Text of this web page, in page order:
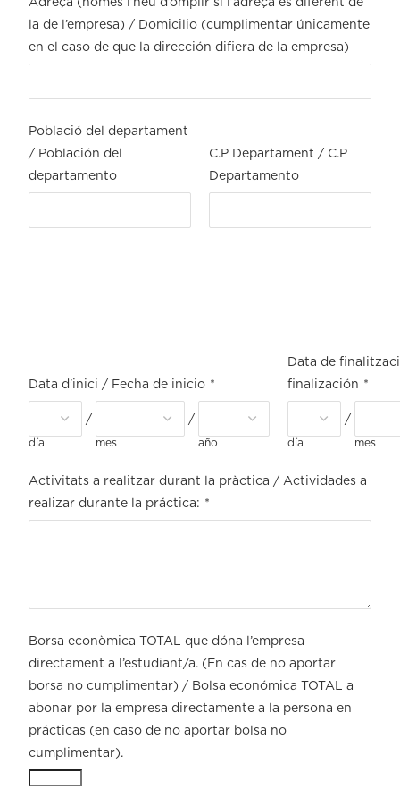
Adreça (només l’heu d’omplir si l’adreça és diferent de
la de l’empresa) / Domicilio (cumplimentar únicamente
en el caso de que la dirección difiera de la empresa)
Població del departament
/ Población del
departamento
C.P Departament / C.P
Departamento
Data d'inici / Fecha de inicio *
día
/
mes
/
año
Data de
finalización *
día
/
mes
Activitats a realitzar durant la pràctica / Actividades a
realizar durante la práctica: *
Borsa econòmica TOTAL que dóna l’empresa
directament a l’estudiant/a. (En cas de no aportar
borsa no cumplimentar) / Bolsa económica TOTAL a
abonar por la empresa directamente a la persona en
prácticas (en caso de no aportar bolsa no
cumplimentar).